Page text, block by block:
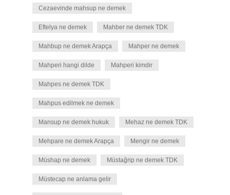
Cezaevinde mahsup ne demek
Eftelya ne demek Mahber ne demek TDK
Mahbup ne demek Arapça Mahper ne demek
Mahperi hangi dilde Mahperi kimdir
Mahpes ne demek TDK
Mahpus edilmek ne demek
Mansup ne demek hukuk Mehaz ne demek TDK
Mehpare ne demek Arapça Mengir ne demek
Müshap ne demek Müstağrip ne demek TDK
Müstecap ne anlama gelir